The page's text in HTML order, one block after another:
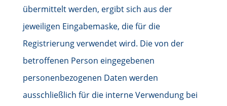
übermittelt werden, ergibt sich aus der
jeweiligen Eingabemaske, die für die
Registrierung verwendet wird. Die von der
betroffenen Person eingegebenen
personenbezogenen Daten werden
ausschließlich für die interne Verwendung bei